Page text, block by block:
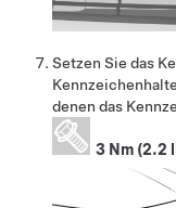
Setzen Sie das
denen das
3 Nm (2.2